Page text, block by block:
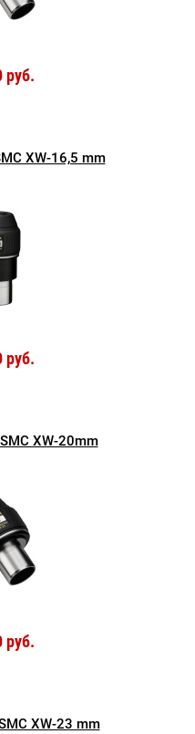
руб.
XW-16,5 mm
руб.
XW-20mm
руб.
XW-23 mm